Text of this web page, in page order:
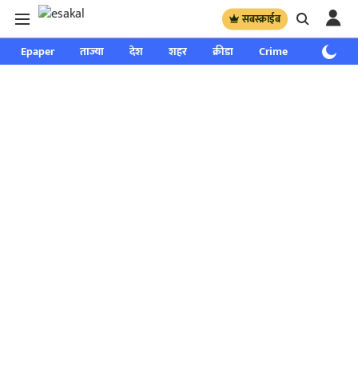
सबस्क्राईब
Epaper ताज्या देश शहर क्रीडा Crime साप्ताहिक